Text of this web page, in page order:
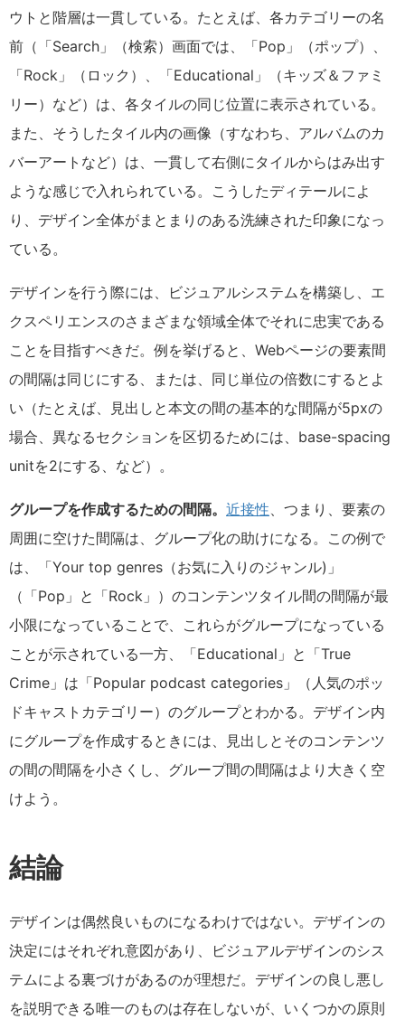
ウトと階層は一貫している。たとえば、各カテゴリーの名
前（「Search」（検索）画面では、「Pop」（ポップ）、
「Rock」（ロック）、「Educational」（キッズ＆ファミ
リー）など）は、各タイルの同じ位置に表示されている。
また、そうしたタイル内の画像（すなわち、アルバムのカ
バーアートなど）は、一貫して右側にタイルからはみ出す
ような感じで入れられている。こうしたディテールによ
り、デザイン全体がまとまりのある洗練された印象になっ
ている。
デザインを行う際には、ビジュアルシステムを構築し、エ
クスペリエンスのさまざまな領域全体でそれに忠実である
ことを目指すべきだ。例を挙げると、Webページの要素間
の間隔は同じにする、または、同じ単位の倍数にするとよ
い（たとえば、見出しと本文の間の基本的な間隔が5pxの
場合、異なるセクションを区切るためには、base-spacing
unitを2にする、など）。
グループを作成するための間隔。 近接性、つまり、要素の
周囲に空けた間隔は、グループ化の助けになる。この例で
は、「Your top genres（お気に入りのジャンル)」
（「Pop」と「Rock」）のコンテンツタイル間の間隔が最
小限になっていることで、これらがグループになっている
ことが示されている一方、「Educational」と「True
Crime」は「Popular podcast categories」（人気のポッ
ドキャストカテゴリー）のグループとわかる。デザイン内
にグループを作成するときには、見出しとそのコンテンツ
の間の間隔を小さくし、グループ間の間隔はより大きく空
けよう。
結論
デザインは偶然良いものになるわけではない。デザインの
決定にはそれぞれ意図があり、ビジュアルデザインのシス
テムによる裏づけがあるのが理想だ。デザインの良し悪し
を説明できる唯一のものは存在しないが、いくつかの原則